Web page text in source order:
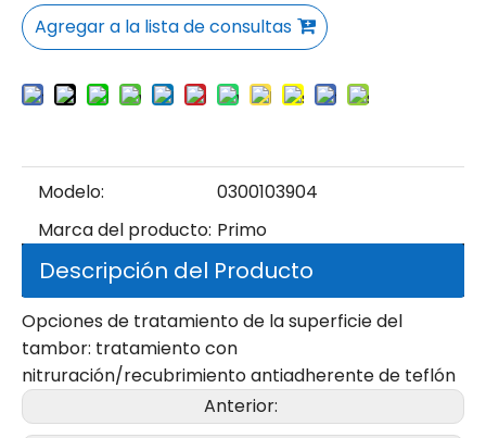
Agregar a la lista de consultas
Modelo:
0300103904
Marca del producto: Primo
Descripción del Producto
Opciones de tratamiento de la superficie del
tambor: tratamiento con
nitruración/recubrimiento antiadherente de teflón
Anterior: